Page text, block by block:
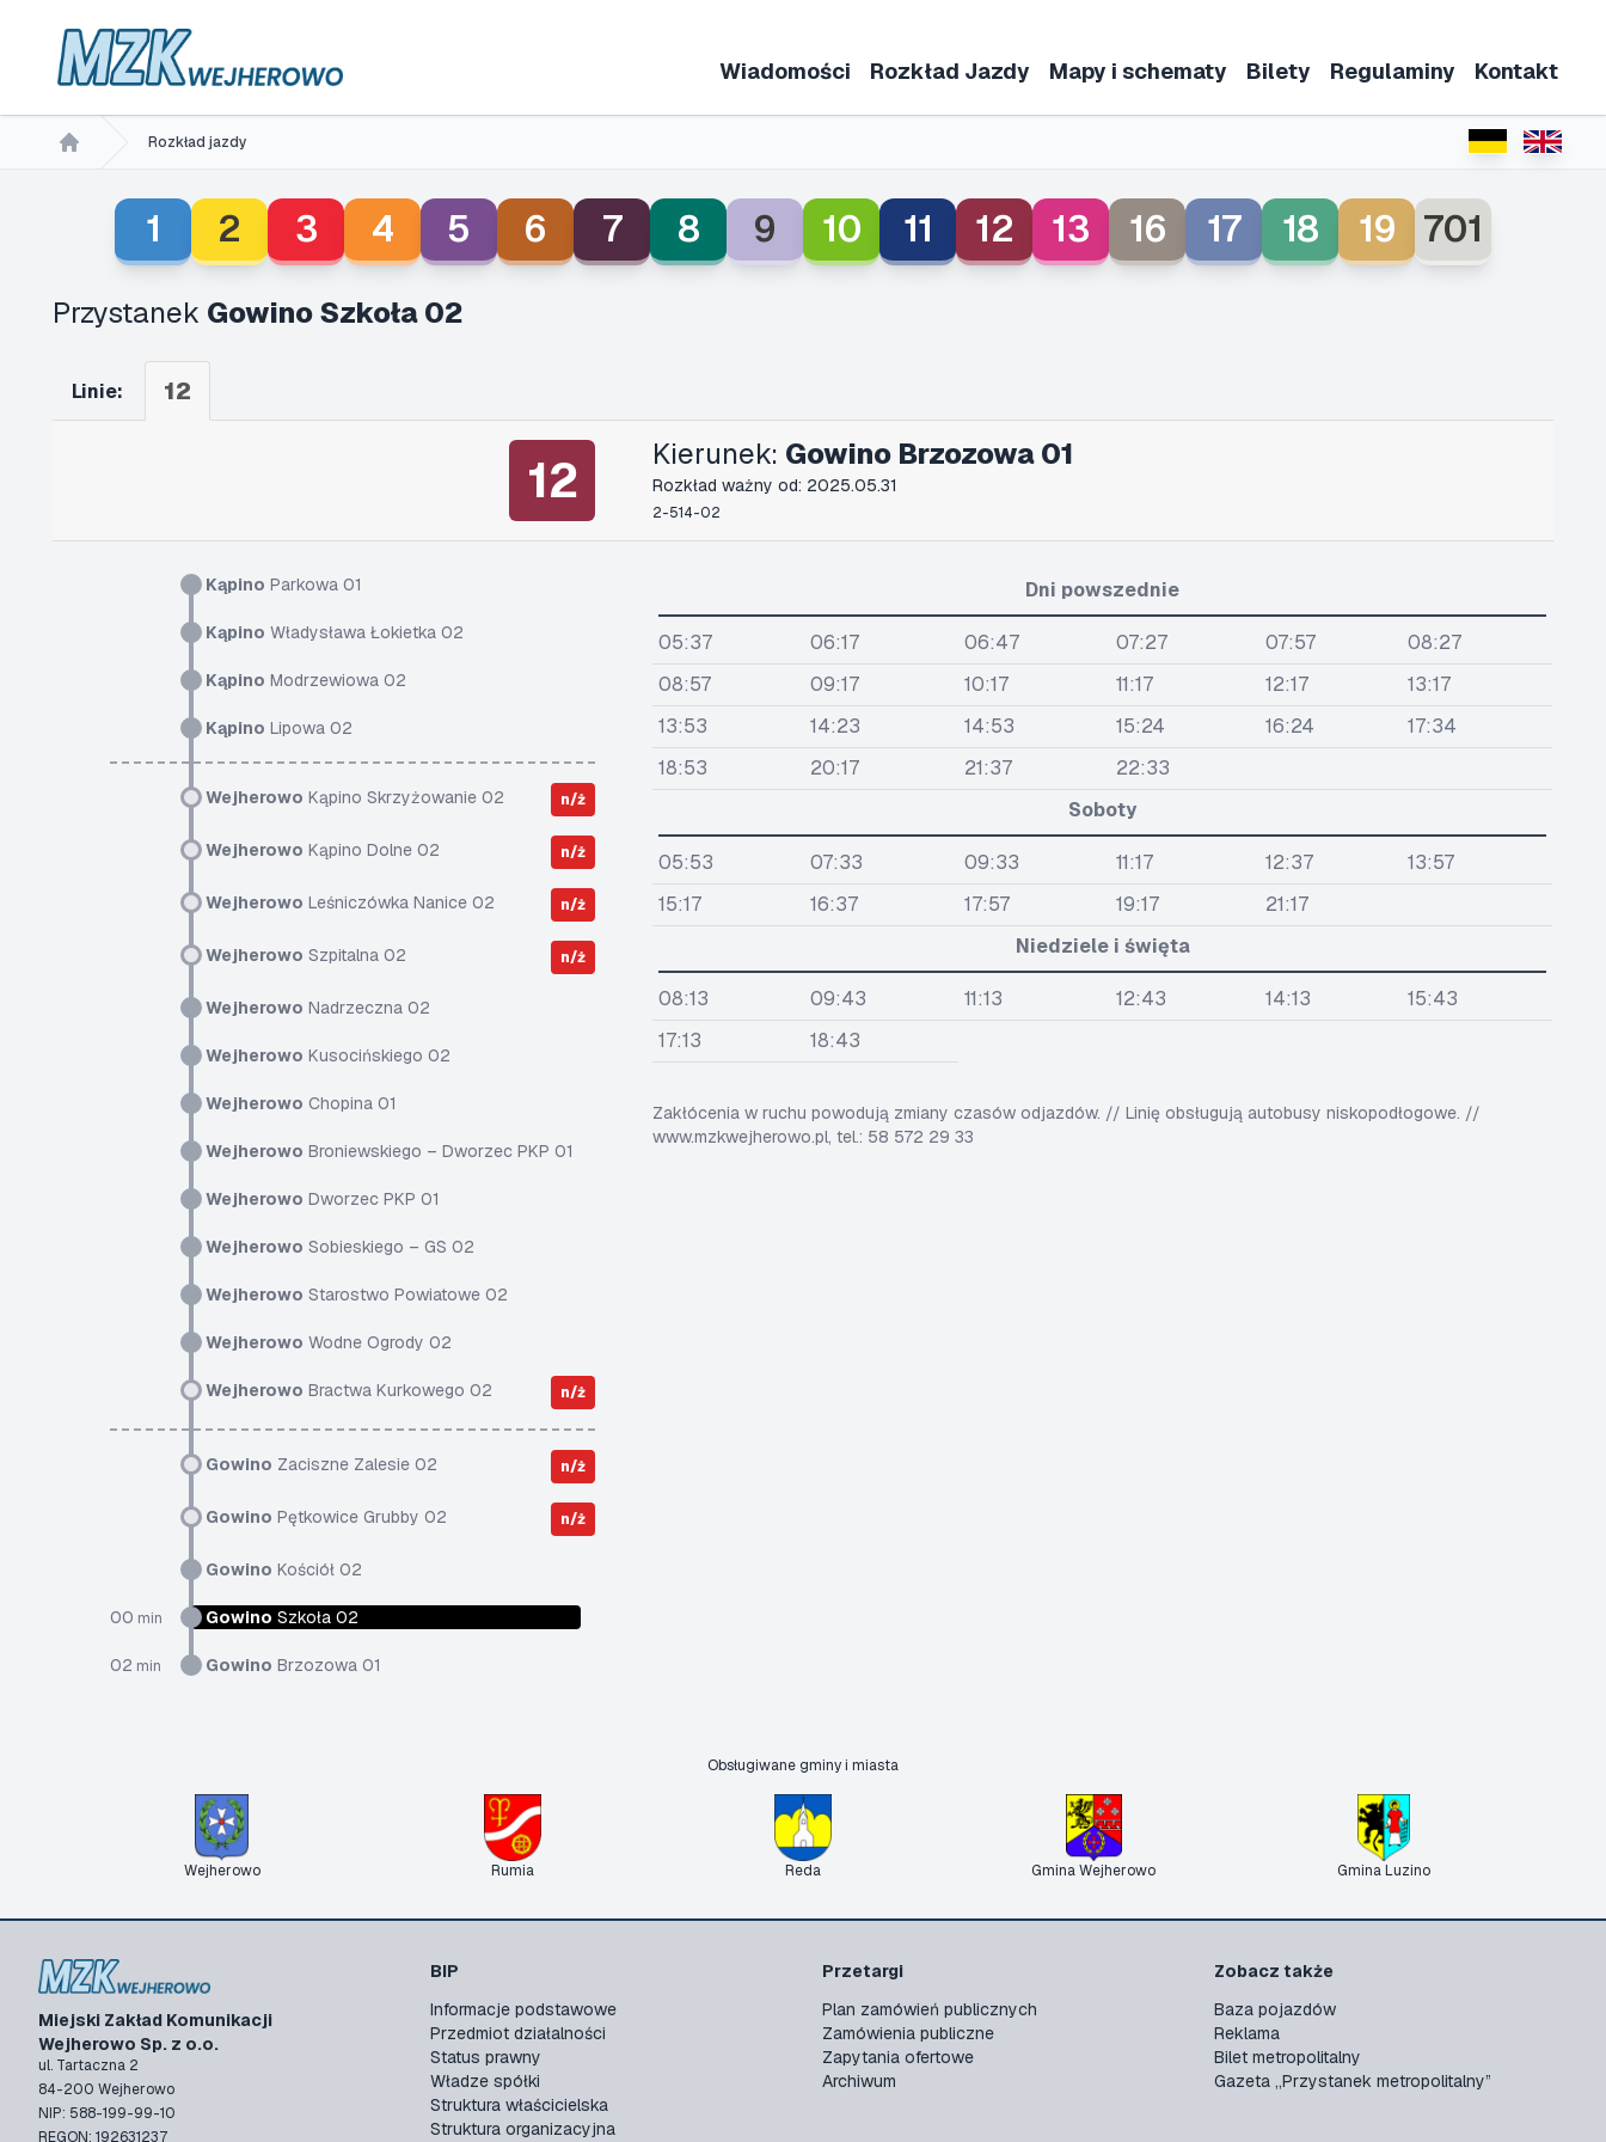
Wiadomości Rozkład Jazdy Mapy i schematy Bilety Regulaminy Kontakt
Rozkład jazdy
1 2 3 4 5 6 7 8 9 10 11 12 13 16 17 18 19 701
Przystanek Gowino Szkoła 02
Linie: 12
12 Kierunek: Gowino Brzozowa 01
Rozkład ważny od: 2025.05.31
2-514-02
Kąpino Parkowa 01
Kąpino Władysława Łokietka 02
Kąpino Modrzewiowa 02
Kąpino Lipowa 02
Wejherowo Kąpino Skrzyżowanie 02 n/ż
Wejherowo Kąpino Dolne 02 n/ż
Wejherowo Leśniczówka Nanice 02 n/ż
Wejherowo Szpitalna 02 n/ż
Wejherowo Nadrzeczna 02
Wejherowo Kusocińskiego 02
Wejherowo Chopina 01
Wejherowo Broniewskiego – Dworzec PKP 01
Wejherowo Dworzec PKP 01
Wejherowo Sobieskiego – GS 02
Wejherowo Starostwo Powiatowe 02
Wejherowo Wodne Ogrody 02
Wejherowo Bractwa Kurkowego 02 n/ż
Gowino Zaciszne Zalesie 02 n/ż
Gowino Pętkowice Grubby 02 n/ż
Gowino Kościół 02
00 min Gowino Szkoła 02
02 min Gowino Brzozowa 01
Dni powszednie
05:37 06:17 06:47 07:27 07:57
08:27
08:57
09:17 10:17 11:17 12:17
13:17
13:53
14:23 14:53 15:24 16:24
17:34
18:53
20:17 21:37
22:33
Soboty
05:53 07:33 09:33 11:17 12:37
13:57
15:17
16:37 17:57 19:17
21:17
Niedziele i święta
08:13 09:43 11:13 12:43 14:13
15:43
17:13
18:43
Zakłócenia w ruchu powodują zmiany czasów odjazdów. // Linię obsługują autobusy niskopodłogowe. //
www.mzkwejherowo.pl, tel.: 58 572 29 33
Obsługiwane gminy i miasta
Wejherowo Rumia Reda Gmina Wejherowo Gmina Luzino
Miejski Zakład Komunikacji
Wejherowo Sp. z o.o.
ul. Tartaczna 2
84-200 Wejherowo
NIP: 588-199-99-10
REGON: 192631237
BIP
Informacje podstawowe
Przedmiot działalności
Status prawny
Władze spółki
Struktura właścicielska
Struktura organizacyjna
Przetargi
Plan zamówień publicznych
Zamówienia publiczne
Zapytania ofertowe
Archiwum
Zobacz także
Baza pojazdów
Reklama
Bilet metropolitalny
Gazeta „Przystanek metropolitalny”